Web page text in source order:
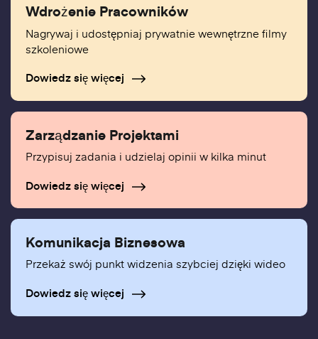
Wdrożenie Pracowników
Nagrywaj i udostępniaj prywatnie wewnętrzne filmy
szkoleniowe
Dowiedz się więcej
Zarządzanie Projektami
Przypisuj zadania i udzielaj opinii w kilka minut
Dowiedz się więcej
Komunikacja Biznesowa
Przekaż swój punkt widzenia szybciej dzięki wideo
Dowiedz się więcej